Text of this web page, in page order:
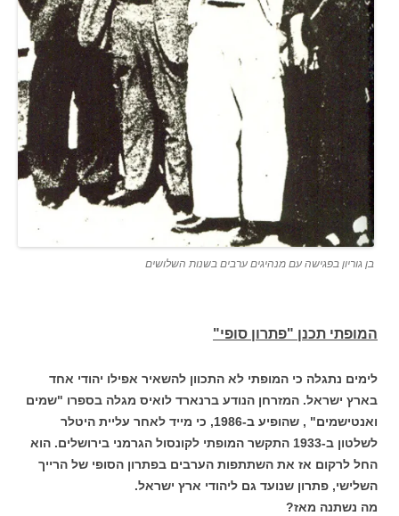
בן גוריון בפגישה עם מנהיגים ערבים בשנות השלושים
המופתי תכנן "פתרון סופי"
לימים נתגלה כי המופתי לא התכוון להשאיר אפילו יהודי אחד
בארץ ישראל. המזרחן הנודע ברנארד לואיס מגלה בספרו "שמים
ואנטישמים" , שהופיע ב-1986, כי מייד לאחר עליית היטלר
לשלטון ב-1933 התקשר המופתי לקונסול הגרמני בירושלים. הוא
החל לרקום אז את השתתפות הערבים בפתרון הסופי של הרייך
השלישי, פתרון שנועד גם ליהודי ארץ ישראל.
מה נשתנה מאז?